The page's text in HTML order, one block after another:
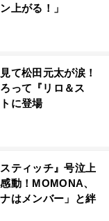
上がる！」
て松田元太が涙！
って『リロ＆ス
に登場
ティッチ』号泣上
動！MOMONA、
はメンバー」と絆